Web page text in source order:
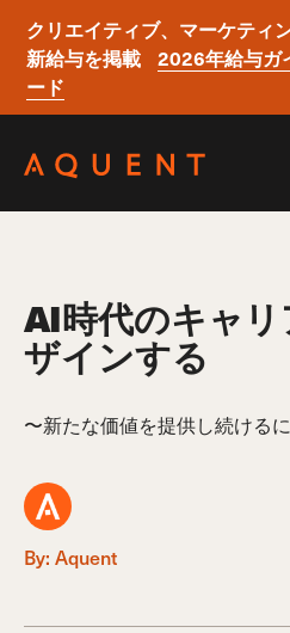
クリエイティブ、マーケティ
新給与を掲載
2026年給与ガ
ード
AI時代のキャ
ザインする
By: Aquent
〜新たな価値を提供し続ける